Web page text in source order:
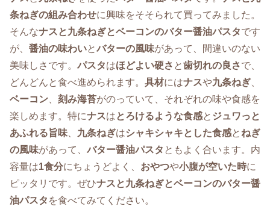
条ねぎの組み合わせに興味をそそられて買ってみました。
そんなナスと九条ねぎとベーコンのバター醤油パスタです
が、 醤油の味わいとバターの風味があって、間違いのない
美味しさです。 パスタはほどよい硬さ と歯切れの良さで、
どんどんと食べ進められます。 具材にはナスや九条ねぎ
ベーコン
刻み海苔がのっていて、それぞれの味や食感を
楽しめます。特にナスはとろけるような食感と ジュワっと
あふれる旨味
九条ねぎはシャキシャキとした食感と ねぎ
の風味があって、 バター醤油パスタ ともよく合います。内
容量は1食分にちょうどよく、 おやつや小腹が空いた時に
ピッタリです。ぜひナスと九条ねぎとベーコンのバター醤
油パスタ を食べてみてください。